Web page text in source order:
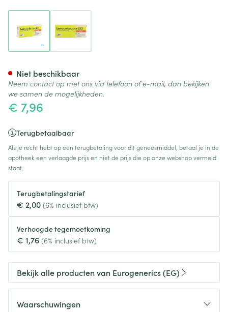
€ 7,96
Terugbetaalbaar
Als je recht hebt op een terugbetaling voor dit geneesmiddel, betaal je in de
apotheek een verlaagde prijs en niet de prijs die op onze webshop vermeld
staat.
Terugbetalingstarief
€ 2,00 (6% inclusief btw)
Verhoogde tegemoetkoming
€ 1,76 (6% inclusief btw)
Niet beschikbaar
Neem contact op met ons via telefoon of e-mail, dan bekijken
we samen de mogelijkheden.
Bekijk alle producten van Eurogenerics (EG)
Waarschuwingen